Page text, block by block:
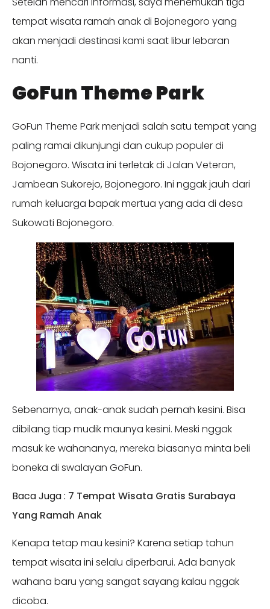
tempat wisata ramah anak di Bojonegoro yang
akan menjadi destinasi kami saat libur lebaran
nanti.
GoFun Theme Park
GoFun Theme Park menjadi salah satu tempat yang
paling ramai dikunjungi dan cukup populer di
Bojonegoro. Wisata ini terletak di Jalan Veteran,
Jambean Sukorejo, Bojonegoro. Ini nggak jauh dari
rumah keluarga bapak mertua yang ada di desa
Sukowati Bojonegoro.
Sebenarnya, anak-anak sudah pernah kesini. Bisa
dibilang tiap mudik maunya kesini. Meski nggak
masuk ke wahananya, mereka biasanya minta beli
boneka di swalayan GoFun.
Baca Juga : 7 Tempat Wisata Gratis Surabaya
Yang Ramah Anak
Kenapa tetap mau kesini? Karena setiap tahun
tempat wisata ini selalu diperbarui. Ada banyak
wahana baru yang sangat sayang kalau nggak
dicoba.